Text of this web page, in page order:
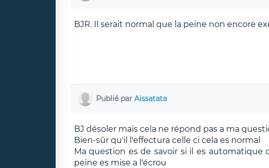
BJR. Il serait normal que la peine non encore
Publié par Aissatata
BJ désoler mais cela ne répond pas a ma
Bien-sûr qu'il l'effectura celle ci cela es normal
Ma question es de savoir si il es
peine es mise a l'écrou